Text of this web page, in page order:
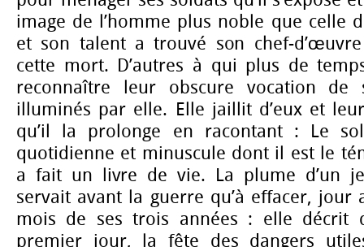
image de l’homme plus noble que celle
et son talent a trouvé son chef-
cette mort. D’autres à qui plus de
reconnaître leur obscure vocation de
illuminés par elle. Elle jaillit d’eux et
qu’il la prolonge en racontant : Le
quotidienne et minuscule dont il est le
a fait un livre de vie. La plume d’un
servait avant la guerre qu’à effacer, jour
mois de ses trois années : elle décrit
premier jour, la fête des dangers